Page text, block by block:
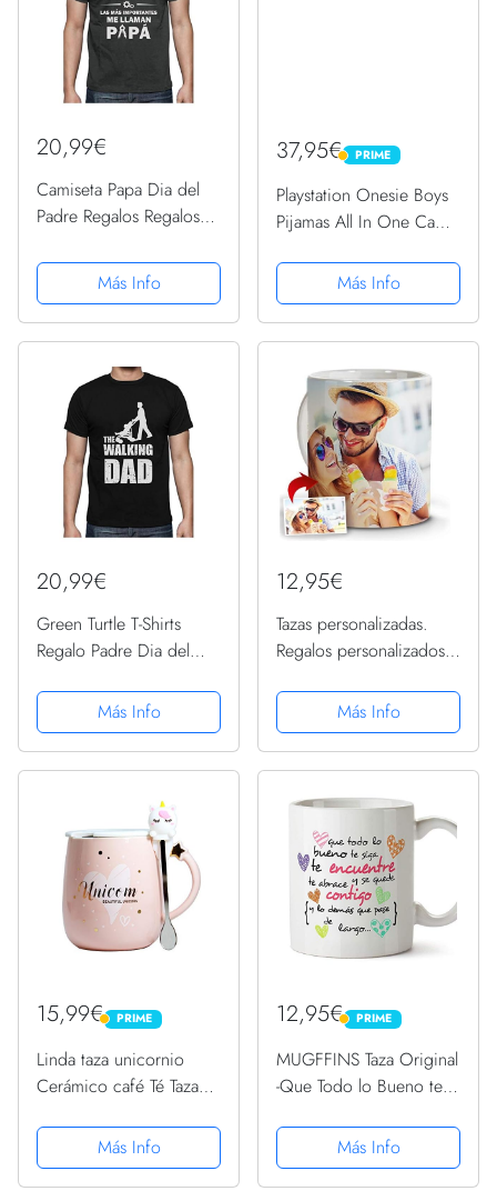
20,99€
Camiseta Papa Dia del
Padre Regalos Regalos
para Papa Camisetas
Hombre Originales
Divertidas Algunos me
Llaman Ingeniero los
Más Info
37,95€ PRIME
PRIME
Playstation Onesie Boys
Pijamas All In One Camo
Más Info
20,99€
Green Turtle T-Shirts
Regalo Padre Dia del
Papa Regalo para Futuro
Papa Regalos Originales
para Padres Primerizos
Más Info
12,95€
Tazas personalizadas.
Regalos personalizados
personalizada barata de
cerámica.
Más Info
15,99€ PRIME
PRIME
Linda taza unicornio
Cerámico café Té Taza
Taza novedosa con tapa
y cuchara Regalos para
Más Info
12,95€ PRIME
PRIME
MUGFFINS Taza Original
-Que Todo lo Bueno te
abrace - 350 ml - Tazas
con Frases
Más Info